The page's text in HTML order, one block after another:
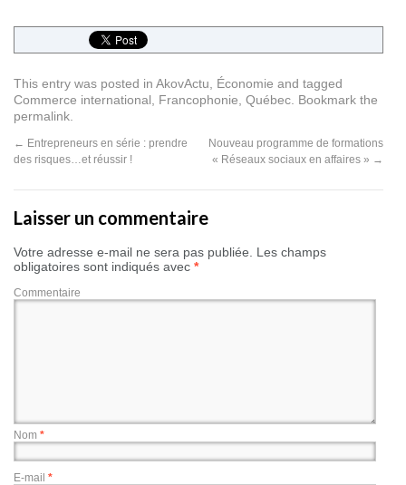
This entry was posted in AkovActu Économie and tagged
Commerce international
Francophonie Québec . Bookmark the
permalink
← Entrepreneurs en série : prendre
des risques…et réussir !
Nouveau programme de formations
« Réseaux sociaux en affaires » →
Laisser un commentaire
Votre adresse e-mail ne sera pas publiée.
Les champs
obligatoires sont indiqués avec *
Commentaire
Nom *
E-mail *